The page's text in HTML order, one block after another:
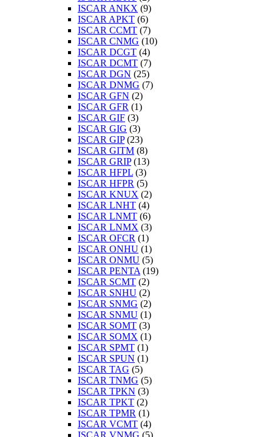
ISCAR ANKX (9)
ISCAR APKT (6)
ISCAR CCMT (7)
ISCAR CNMG (10)
ISCAR DCGT (4)
ISCAR DCMT (7)
ISCAR DGN (25)
ISCAR DNMG (7)
ISCAR GFN (2)
ISCAR GFR (1)
ISCAR GIF (3)
ISCAR GIG (3)
ISCAR GIP(23)
ISCAR GITM (8)
ISCAR GRIP(13)
ISCAR HFPL (3)
ISCAR HFPR (5)
ISCAR KNUX (2)
ISCAR LNHT (4)
ISCAR LNMT (6)
ISCAR LNMX (3)
ISCAR OFCR (1)
ISCAR ONHU (1)
ISCAR ONMU (5)
ISCAR PENTA (19)
ISCAR SCMT (2)
ISCAR SNHU (2)
ISCAR SNMG (2)
ISCAR SNMU (1)
ISCAR SOMT (3)
ISCAR SOMX (1)
ISCAR SPMT (1)
ISCAR SPUN (1)
ISCAR TAG (5)
ISCAR TNMG (5)
ISCAR TPKN (3)
ISCAR TPKT (2)
ISCAR TPMR (1)
ISCAR VCMT (4)